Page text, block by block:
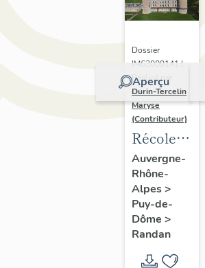
Aperçu
Dossier
IM63009141 |
Réalisé par
Durin-Tercelin
Maryse
(Contributeur)
Récolement-
inventaire
du fonds
mobilier
du
domaine
royal de
Auvergne-
Rhône-
Alpes>
Puy-de-
Dôme >
Randan